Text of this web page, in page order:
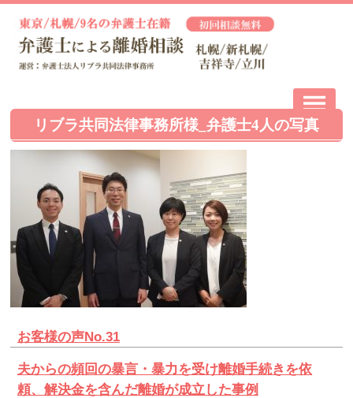
リブラ共同法律事務所様_弁護士4人の写真
お客様の声No.31
夫からの頻回の暴言・暴力を受け離婚手続きを依
頼、解決金を含んだ離婚が成立した事例